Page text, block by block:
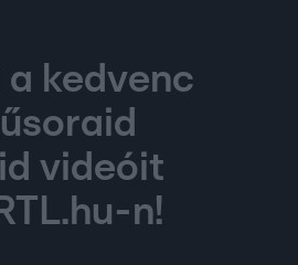
a kedvenc
videóit
n!